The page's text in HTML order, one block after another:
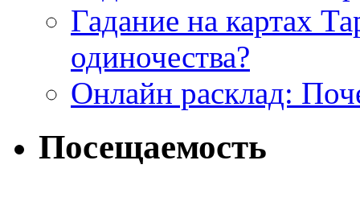
Гадание на картах
одиночества?
Онлайн расклад:
Посещаемость